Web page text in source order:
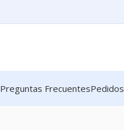
Preguntas FrecuentesPedidos